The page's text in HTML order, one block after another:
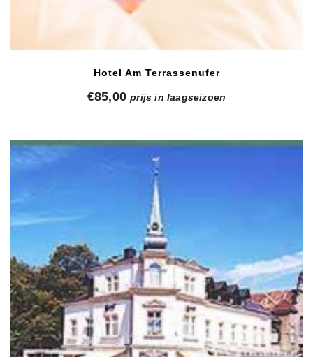
Hotel Am Terrassenufer
€85,00 prijs in laagseizoen